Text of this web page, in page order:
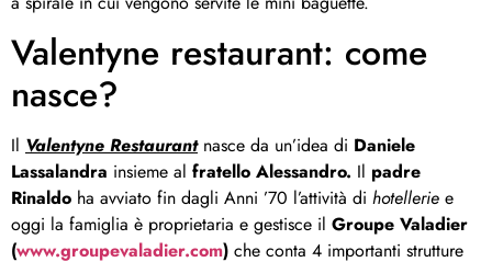
Valentyne restaurant: come
nasce?
Il Valentyne Restaurantnasce da un’idea di Daniele
Lassalandra insieme al fratello Alessandro. Il padre
Rinaldo ha avviato fin dagli Anni ’70 l’attività di hotellerie e
oggi la famiglia è proprietaria e gestisce il Groupe Valadier
(www.groupevaladier.com) che conta 4 importanti strutture